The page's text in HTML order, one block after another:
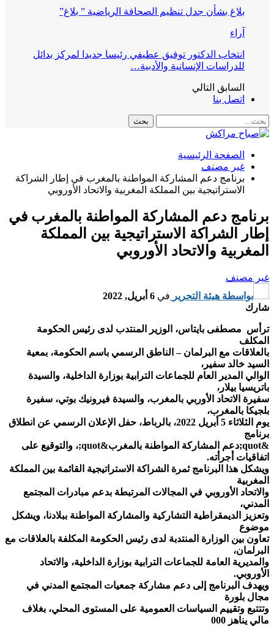
بلاغ بشأن جدل تنظيم الصحافة الرياضية ” بلاغ”
آراء
انتخاب الدكتور توفيق عطيفي رئيسا جديدا لمركز بدائل
للدراسات الإنسانية والأدبية…
السابق التالي
اتصل بنا
الصفحة الرئيسية
غير مصنف
برنامج دعم المشاركة المواطنة بالمغرب في إطار الشراكة
الاستراتيجية بين المملكة المغربية والاتحاد الأوروبي
برنامج دعم المشاركة المواطنة بالمغرب في
إطار الشراكة الاستراتيجية بين المملكة
المغربية والاتحاد الأوروبي
غير مصنف
بواسطة هيئة التحرير في 6 أبريل, 2022
شارك
ترأس مصطفى بايتاس، الوزير المنتدب لدى رئيس الحكومة
المكلف
بالعلاقات مع البرلمان – الناطق الرسمي باسم الحكومة، بمعية
السيد خالد سفير،
الوالي المدير العام للجماعات الترابية بوزارة الداخلية، والسيدة
باتريسيا بيلار،
سفيرة الاتحاد الأوربي بالمغرب، والسيدة فيرونيك بوتي، سفيرة
بلجيكا بالمغرب،
يوم الثلاثاء 5 أبريل 2022، بالرباط، حفل الإعلان الرسمي عن انطلاق
برنامج
&quot;دعم المشاركة المواطنة بالمغرب&quot;، والتوقيع على
اتفاقيات أجرأته.
ويشكل هذا البرنامج ثمرة الشراكة الاستراتيجية القائمة بين المملكة
المغربية
والاتحاد الأوروبي في المجالات المرتبطة بدعم مبادرات المجتمع
المدني،
وتعزيز الديمقراطية التشاركية والمشاركة المواطنة ببلادنا، ويشكل
موضوع
تعاون بين الوزارة المنتدبة لدى رئيس الحكومة المكلفة بالعلاقات مع
البرلمان،
والمديرية العامة للجماعات الترابية بوزارة الداخلية، والاتحاد
الأوروبي.
ويهدف البرنامج إلى دعم مشاركة جمعيات المجتمع المدني في
مجال بلورة
وتتتبع وتقييم السياسات العمومية على المستوى المحلي، بغلاف
مالي يناهز 000